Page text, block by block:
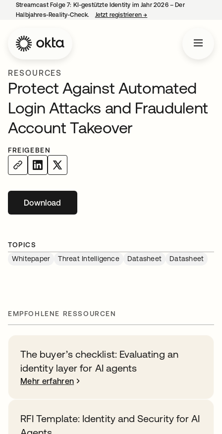
Streamcast Folge 7: KI-gestützte Identity im Jahr 2026 – Der
Halbjahres-Reality-Check.
Jetzt registrieren→
RESOURCES
Protect Against Automated
Login Attacks and Fraudulent
Account Takeover
FREIGEBEN
Downloadwird in einer neuen Registerkarte geöffnet
TOPICS
Whitepaper
Threat Intelligence Datasheet Datasheet
EMPFOHLENE RESSOURCEN
The buyer’s checklist: Evaluating an
identity layer for AI agents
Mehr erfahren
RFI Template: Identity and Security for AI